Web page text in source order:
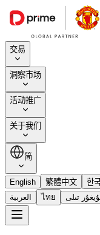
交易
洞察市场
活动推广
关于我们
简
English 繁體中文 한
العربية
ไทย تىلى